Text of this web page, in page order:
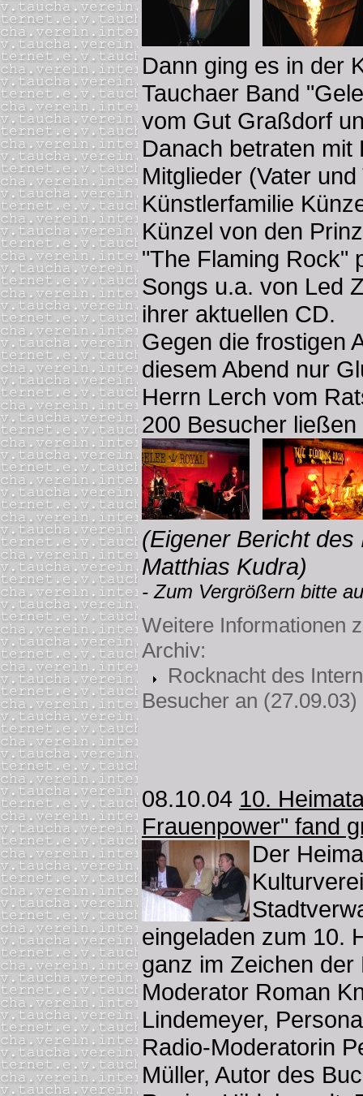
Dann ging es in der
Tauchaer Band
vom Gut Graßdorf
Danach betraten
Mitglieder (Vater
Künstlerfamilie
Künzel von den
"The Flaming Rock"
Songs u.a. von Led
ihrer aktuellen CD.
Gegen die frostigen
diesem Abend nur
Herrn Lerch vom
200 Besucher
(Eigener Bericht des
Matthias Kudra)
- Zum Vergrößern bitte
Weitere Informationen
Archiv:
Rocknacht des
Besucher an (27.09.03)
08.10.04 10.
Frauenpower" fand
Der
eingeladen zum 10.
ganz im Zeichen
Moderator Roman
Lindemeyer,
Radio-Moderatorin
Müller, Autor des